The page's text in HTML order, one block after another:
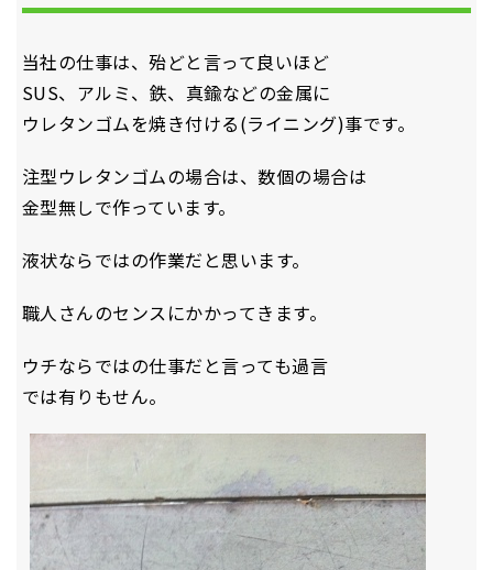
当社の仕事は、殆どと言って良いほど
SUS、アルミ、鉄、真鍮などの金属に
ウレタンゴムを焼き付ける(ライニング)事です。
注型ウレタンゴムの場合は、数個の場合は
金型無しで作っています。
液状ならではの作業だと思います。
職人さんのセンスにかかってきます。
ウチならではの仕事だと言っても過言
では有りもせん。